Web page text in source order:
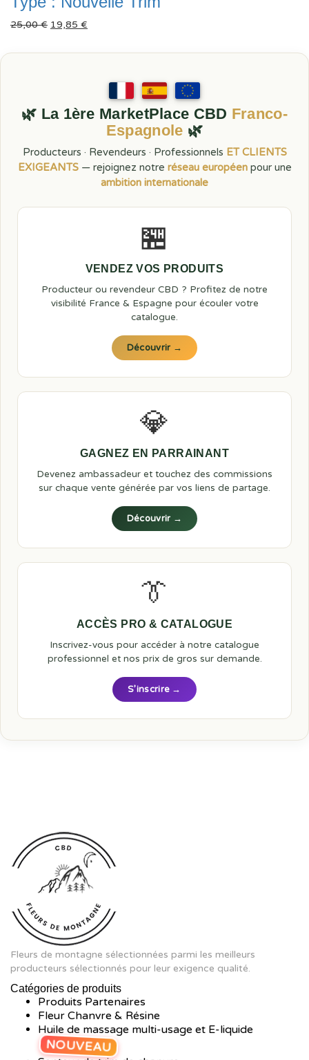
25,00€ Le
initial
19,85 €
actuel
19,85 €.
🌿 La 1ère MarketPlace CBD Franco-
Espagnole 🌿
Producteurs · Revendeurs · Professionnels ET CLIENTS
EXIGEANTS— rejoignez notre réseau européenpour une
ambition internationale
🏪
VENDEZ VOS PRODUITS
Producteur ou revendeur CBD ? Profitez de notre
visibilité France & Espagne pour écouler votre
catalogue.
Découvrir →
💎
GAGNEZ EN PARRAINANT
Devenez ambassadeur et touchez des commissions
sur chaque vente générée par vos liens de partage.
Découvrir →
👔
ACCÈS PRO & CATALOGUE
Inscrivez-vous pour accéder à notre catalogue
professionnel et nos prix de gros sur demande.
S’inscrire →
Fleurs de montagne sélectionnées parmi les meilleurs
producteurs sélectionnés pour leur exigence qualité.
Catégories de produits
Produits Partenaires
Fleur Chanvre & Résine
Huile de massage multi-usage et E-liquide
NOUVEAU